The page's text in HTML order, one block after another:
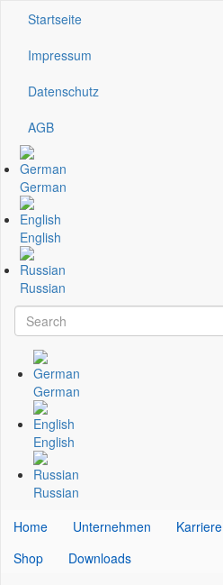
Kopfzeile
Startseite
Impressum
Datenschutz
AGB
German
English
Russian
Suchformular
Search
German
English
Russian
Home
Unternehmen Karriere
Shop
Downloads